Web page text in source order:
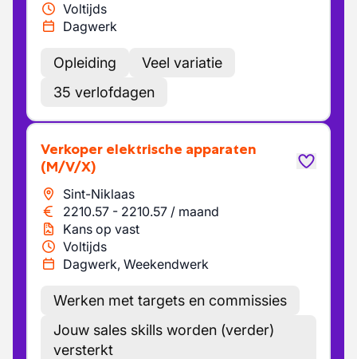
Voltijds
Dagwerk
Opleiding
Veel variatie
35 verlofdagen
Verkoper elektrische apparaten
(M/V/X)
Sint-Niklaas
2210.57 - 2210.57 / maand
Kans op vast
Voltijds
Dagwerk, Weekendwerk
Werken met targets en commissies
Jouw sales skills worden (verder)
versterkt